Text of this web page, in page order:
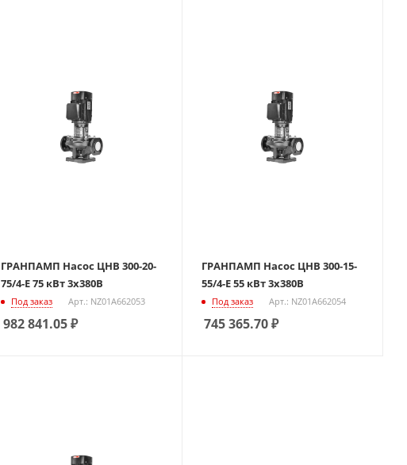
ГРАНПАМП Насос ЦНВ 300-20-
75/4-Е 75 кВт 3х380В
Под заказ Арт.: NZ01A662053
982 841.05₽
ГРАНПАМП Насос ЦНВ 300-15-
55/4-Е 55 кВт 3х380В
Под заказ Арт.: NZ01A662054
745 365.70₽